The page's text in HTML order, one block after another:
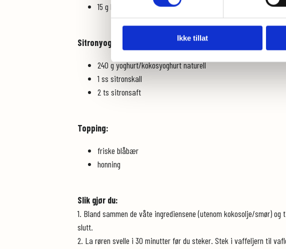
Ikke tillat
15 g kokosolje/smør, smeltet
Sitronyoghurt:
240 g yoghurt/kokosyoghurt naturell
1 ss sitronskall
2 ts sitronsaft
Topping:
friske blåbær
honning
Slik gjør du:
1. Bland sammen de våte ingrediensene (utenom kokosolje/smør)
slutt.
2. La røren svelle i 30 minutter før du steker. Stek i vaffeljern til